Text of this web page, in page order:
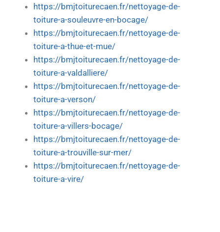
https://bmjtoiturecaen.fr/nettoyage-de-
toiture-a-souleuvre-en-bocage/
https://bmjtoiturecaen.fr/nettoyage-de-
toiture-a-thue-et-mue/
https://bmjtoiturecaen.fr/nettoyage-de-
toiture-a-valdalliere/
https://bmjtoiturecaen.fr/nettoyage-de-
toiture-a-verson/
https://bmjtoiturecaen.fr/nettoyage-de-
toiture-a-villers-bocage/
https://bmjtoiturecaen.fr/nettoyage-de-
toiture-a-trouville-sur-mer/
https://bmjtoiturecaen.fr/nettoyage-de-
toiture-a-vire/